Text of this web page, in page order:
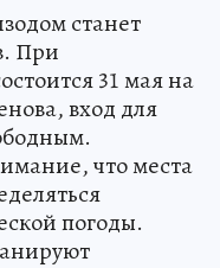
станет
При
31 мая на
вход для
что места
погоды.